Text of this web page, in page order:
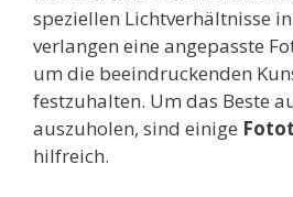
speziellen Lichtverhältnisse
verlangen eine angepasste
um die beeindruckenden
festzuhalten. Um das Beste
auszuholen, sind einige
hilfreich.